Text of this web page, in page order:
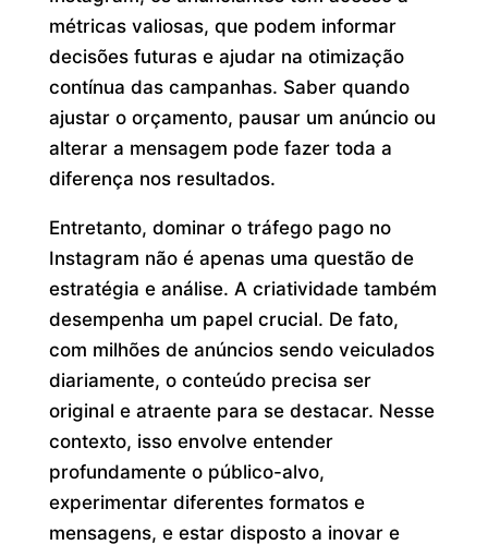
métricas valiosas, que podem informar
decisões futuras e ajudar na otimização
contínua das campanhas. Saber quando
ajustar o orçamento, pausar um anúncio ou
alterar a mensagem pode fazer toda a
diferença nos resultados.
Entretanto, dominar o tráfego pago no
Instagram não é apenas uma questão de
estratégia e análise. A criatividade também
desempenha um papel crucial. De fato,
com milhões de anúncios sendo veiculados
diariamente, o conteúdo precisa ser
original e atraente para se destacar. Nesse
contexto, isso envolve entender
profundamente o público-alvo,
experimentar diferentes formatos e
mensagens, e estar disposto a inovar e